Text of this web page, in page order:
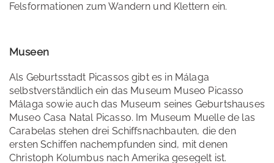
Felsformationen zum Wandern und Klettern ein.
Museen
Als Geburtsstadt Picassos gibt es in Málaga
selbstverständlich ein das Museum Museo Picasso
Málaga sowie auch das Museum seines Geburtshauses
Museo Casa Natal Picasso. Im Museum Muelle de las
Carabelas stehen drei Schiffsnachbauten, die den
ersten Schiffen nachempfunden sind, mit denen
Christoph Kolumbus nach Amerika gesegelt ist.